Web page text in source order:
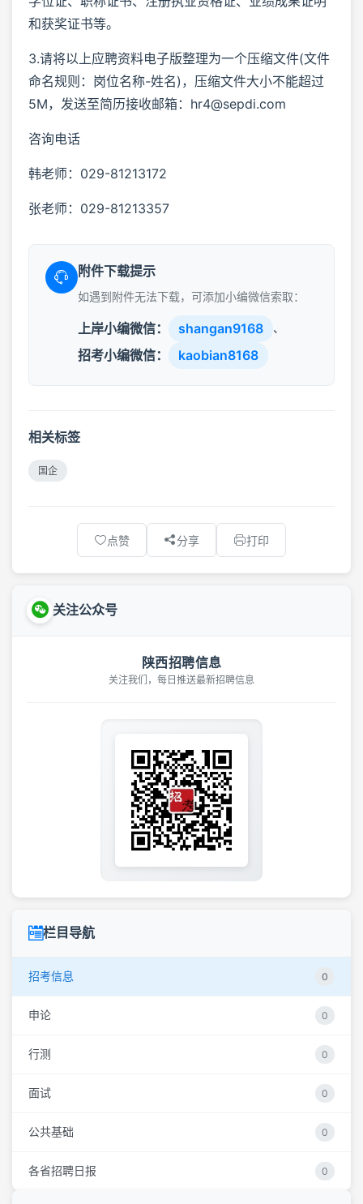
和获奖证书等。
3.请将以上应聘资料电子版整理为一个压缩文件(文件
命名规则：岗位名称-姓名)，压缩文件大小不能超过
5M，发送至简历接收邮箱：hr4@sepdi.com
咨询电话
韩老师：029-81213172
张老师：029-81213357
附件下载提示
如遇到附件无法下载，可添加小编微信索取：
上岸小编微信： shangan9168 、
招考小编微信： kaobian8168
相关标签
国企
点赞 分享 打印
关注公众号
陕西招聘信息
关注我们，每日推送最新招聘信息
栏目导航
招考信息 0
申论 0
行测 0
面试 0
公共基础 0
各省招聘日报 0